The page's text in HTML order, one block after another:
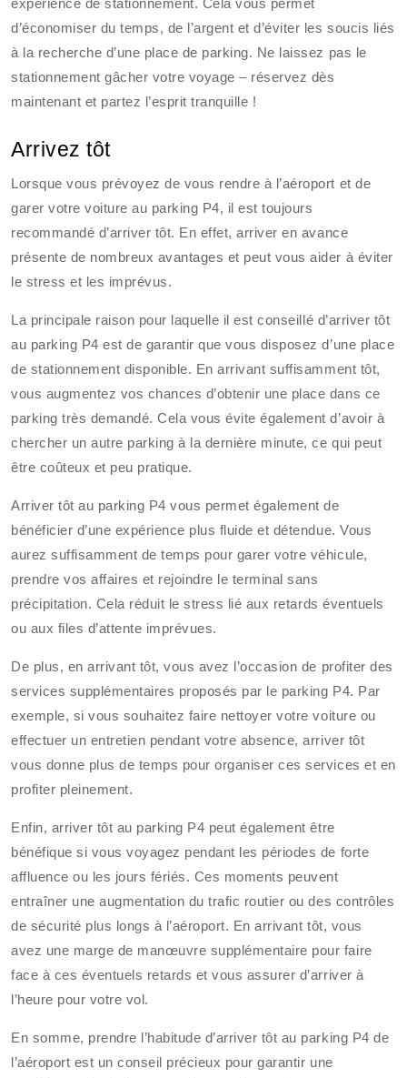
expérience de stationnement. Cela vous permet
d’économiser du temps, de l’argent et d’éviter les soucis liés
à la recherche d’une place de parking. Ne laissez pas le
stationnement gâcher votre voyage – réservez dès
maintenant et partez l’esprit tranquille !
Arrivez tôt
Lorsque vous prévoyez de vous rendre à l’aéroport et de
garer votre voiture au parking P4, il est toujours
recommandé d’arriver tôt. En effet, arriver en avance
présente de nombreux avantages et peut vous aider à éviter
le stress et les imprévus.
La principale raison pour laquelle il est conseillé d’arriver tôt
au parking P4 est de garantir que vous disposez d’une place
de stationnement disponible. En arrivant suffisamment tôt,
vous augmentez vos chances d’obtenir une place dans ce
parking très demandé. Cela vous évite également d’avoir à
chercher un autre parking à la dernière minute, ce qui peut
être coûteux et peu pratique.
Arriver tôt au parking P4 vous permet également de
bénéficier d’une expérience plus fluide et détendue. Vous
aurez suffisamment de temps pour garer votre véhicule,
prendre vos affaires et rejoindre le terminal sans
précipitation. Cela réduit le stress lié aux retards éventuels
ou aux files d’attente imprévues.
De plus, en arrivant tôt, vous avez l’occasion de profiter des
services supplémentaires proposés par le parking P4. Par
exemple, si vous souhaitez faire nettoyer votre voiture ou
effectuer un entretien pendant votre absence, arriver tôt
vous donne plus de temps pour organiser ces services et en
profiter pleinement.
Enfin, arriver tôt au parking P4 peut également être
bénéfique si vous voyagez pendant les périodes de forte
affluence ou les jours fériés. Ces moments peuvent
entraîner une augmentation du trafic routier ou des contrôles
de sécurité plus longs à l’aéroport. En arrivant tôt, vous
avez une marge de manœuvre supplémentaire pour faire
face à ces éventuels retards et vous assurer d’arriver à
l’heure pour votre vol.
En somme, prendre l’habitude d’arriver tôt au parking P4 de
l’aéroport est un conseil précieux pour garantir une